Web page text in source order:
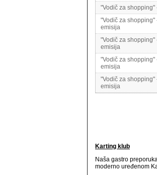
"Vodič za shopping"
"Vodič za shopping"
emisija
"Vodič za shopping"
emisija
"Vodič za shopping"
emisija
"Vodič za shopping"
emisija
Karting klub
Naša gastro
moderno uređenom